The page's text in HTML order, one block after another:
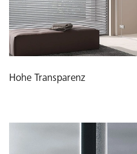
Hohe Transparenz